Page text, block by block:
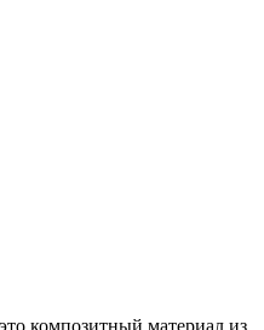
композитный материал из